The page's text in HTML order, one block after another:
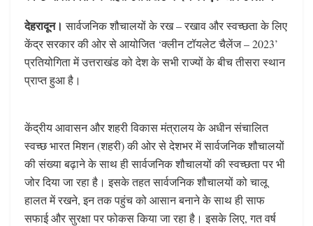
देहरादून। सार्वजनिक शौचालयों के रख – रखाव और स्वच्छता के लिए
केंद्र सरकार की ओर से आयोजित ‘क्लीन टॉयलेट चैलेंज – 2023’
प्रतियोगिता में उत्तराखंड को देश के सभी राज्यों के बीच तीसरा स्थान
प्राप्त हुआ है।
केंद्रीय आवासन और शहरी विकास मंत्रालय के अधीन संचालित
स्वच्छ भारत मिशन (शहरी) की ओर से देशभर में सार्वजनिक शौचालयों
की संख्या बढ़ाने के साथ ही सार्वजनिक शौचालयों की स्वच्छता पर भी
जोर दिया जा रहा है। इसके तहत सार्वजनिक शौचालयों को चालू
हालत में रखने, इन तक पहुंच को आसान बनाने के साथ ही साफ
सफाई और सुरक्षा पर फोकस किया जा रहा है। इसके लिए, गत वर्ष